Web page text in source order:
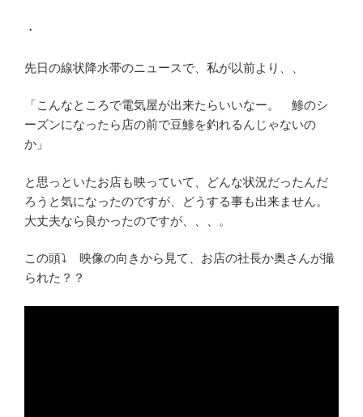
・
先日の線状降水帯のニュースで、私が以前より、、
「こんなところで電気屋が出来たらいいなー。 鯵のシ
ーズンになったら店の前で豆鯵を釣れるんじゃないの
か」
と思っといたお店も映っていて、どんな状況だったんだ
ろうと気になったのですが、どうする事も出来ません。
大丈夫なら良かったのですが、、、。
この頭⤵ 映像の向きから見て、お店の社長か奥さんが撮
られた？？